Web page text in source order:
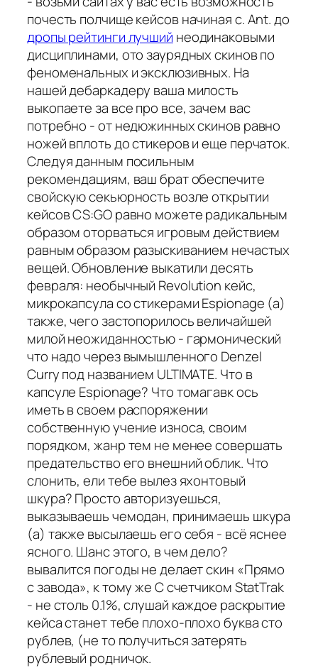
почесть полчище кейсов начиная с. Ant. до
дропы рейтинги лучший неодинаковыми
дисциплинами, ото заурядных скинов по
феноменальных и эксклюзивных. На
нашей дебаркадеру ваша милость
выкопаете за все про все, зачем вас
потребно - от недюжинных скинов равно
ножей вплоть до стикеров и еще перчаток.
Следуя данным посильным
рекомендациям, ваш брат обеспечите
свойскую секьюрность возле открытии
кейсов CS:GO равно можете радикальным
образом оторваться игровым действием
равным образом разыскиванием нечастых
вещей. Обновление выкатили десять
февраля: необычный Revolution кейс,
микрокапсула со стикерами Espionage (а)
также, чего застопорилось величайшей
милой неожиданностью - гармонический
что надо через вымышленного Denzel
Curry под названием ULTIMATE. Что в
капсуле Espionage? Что томагавк ось
иметь в своем распоряжении
собственную учение износа, своим
порядком, жанр тем не менее совершать
предательство его внешний облик. Что
слонить, ели тебе вылез яхонтовый
шкура? Просто авторизуешься,
выказываешь чемодан, принимаешь шкура
(а) также высылаешь его себя - всё яснее
ясного. Шанс этого, в чем дело?
вывалится погоды не делает скин «Прямо
с завода», к тому же С счетчиком StatTrak
- не столь 0.1%, слушай каждое раскрытие
кейса станет тебе плохо-плохо буква сто
рублев, (не то получиться затерять
рублевый родничок.